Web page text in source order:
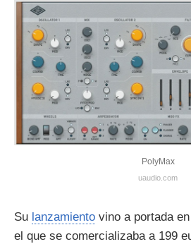
PolyMax
uaudio.com
Su lanzamiento vino a portada
el que se comercializaba a 199